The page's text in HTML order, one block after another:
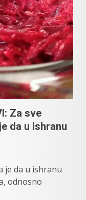
Za sve
da u ishranu
je da u ishranu
odnosno